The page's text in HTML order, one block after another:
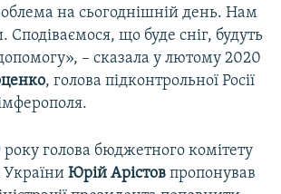
на сьогоднішній день. Нам
Сподіваємося, що буде сніг, будуть
– сказала у лютому 2020
, голова підконтрольної Росії
голова бюджетного комітету
України Юрій Арістов пропонував